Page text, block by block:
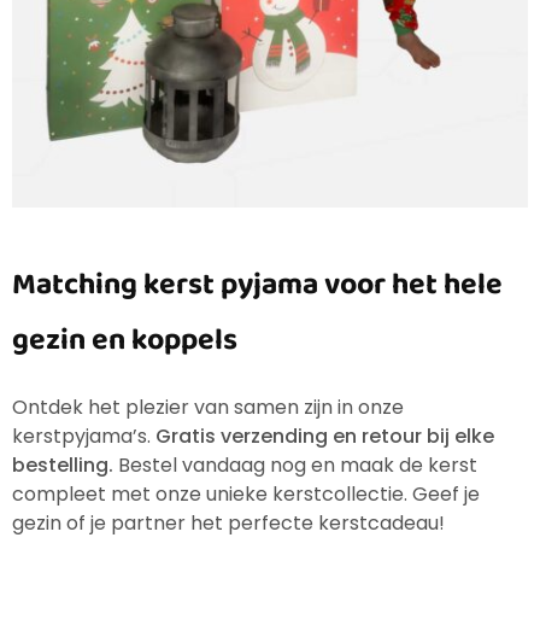
Matching kerst pyjama voor het hele
gezin en koppels
Ontdek het plezier van samen zijn in onze
kerstpyjama’s. Gratis verzending en retour bij elke
bestelling. Bestel vandaag nog en maak de kerst
compleet met onze unieke kerstcollectie. Geef je
gezin of je partner het perfecte kerstcadeau!